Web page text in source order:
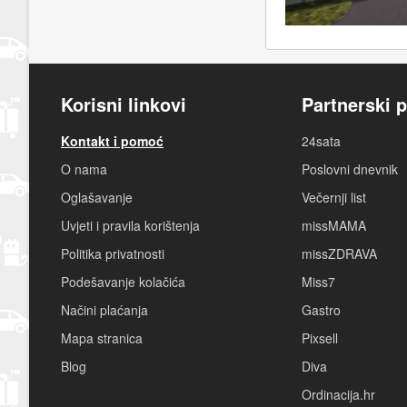
Korisni linkovi
Kontakt i pomoć
O nama
Oglašavanje
Uvjeti i pravila korištenja
Politika privatnosti
Podešavanje kolačića
Načini plaćanja
Mapa stranica
Blog
Partnerski
24sata
Poslovni dnevnik
Večernji list
missMAMA
missZDRAVA
Miss7
Gastro
Pixsell
Diva
Ordinacija.hr